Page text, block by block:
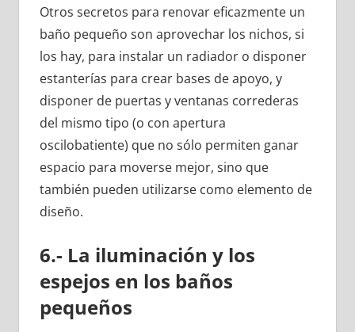
Otros secretos para renovar eficazmente un
baño pequeño son aprovechar los nichos, si
los hay, para instalar un radiador o disponer
estanterías para crear bases de apoyo, y
disponer de puertas y ventanas correderas
del mismo tipo (o con apertura
oscilobatiente) que no sólo permiten ganar
espacio para moverse mejor, sino que
también pueden utilizarse como elemento de
diseño.
6.- La iluminación y los
espejos en los baños
pequeños